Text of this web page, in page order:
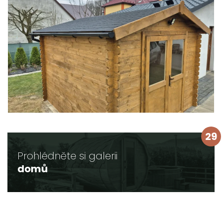
Prohlédněte si galerii
domů
29